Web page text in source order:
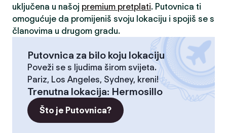
uključena u našoj premium pretplati. Putovnica ti
omogućuje da promijeniš svoju lokaciju i spojiš se s
članovima u drugom gradu.
Putovnica za bilo koju lokaciju
Poveži se s ljudima širom svijeta.
Pariz, Los Angeles, Sydney, kreni!
Trenutna lokacija: Hermosillo
Što je Putovnica?